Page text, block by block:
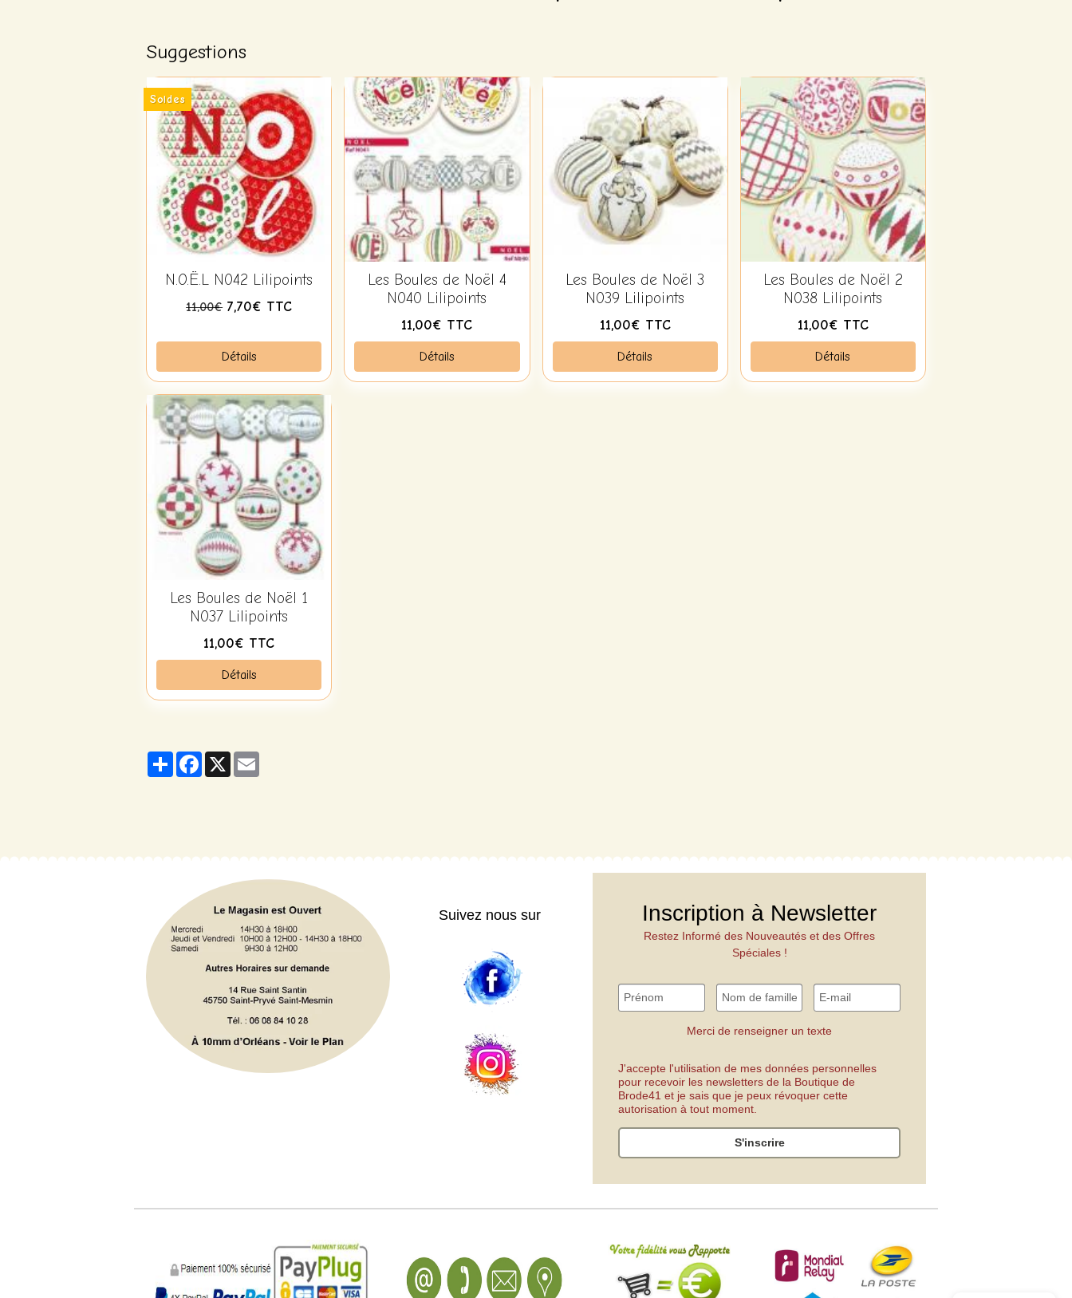
Suggestions
Soldes
N.O.Ë.L N042 Lilipoints
11,00€ 7,70€ TTC
Détails
Les Boules de Noël 4
N040 Lilipoints
11,00€ TTC
Détails
Les Boules de Noël 3
N039 Lilipoints
11,00€ TTC
Détails
Les Boules de Noël 2
N038 Lilipoints
11,00€ TTC
Détails
Les Boules de Noël 1
N037 Lilipoints
11,00€ TTC
Détails
PartagerFacebook
X
Suivez nous sur Inscription à Newsletter
Restez Informé des Nouveautés et des Offres
Spéciales !
Merci de renseigner un texte
J'accepte l'utilisation de mes données personnelles
pour recevoir les newsletters de la Boutique de
Brode41 et je sais que je peux révoquer cette
autorisation à tout moment.
S'inscrire